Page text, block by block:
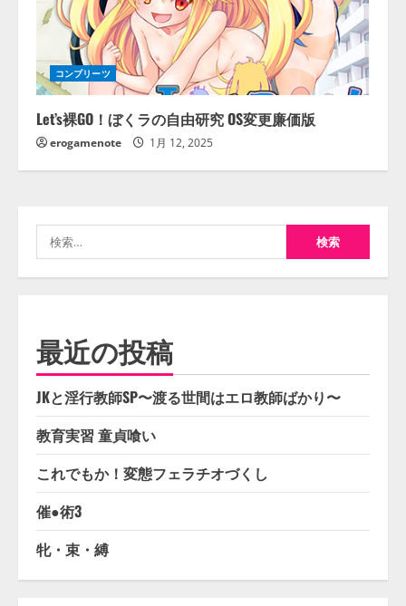
コンプリーツ
Let’s裸GO！ぼくラの自由研究 OS変更廉価版
erogamenote 1月 12, 2025
索:
最近の投稿
JKと淫行教師SP〜渡る世間はエロ教師ばかり〜
教育実習 童貞喰い
これでもか！変態フェラチオづくし
催●術3
牝・束・縛